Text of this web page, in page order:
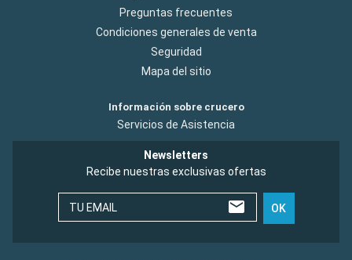
Preguntas frecuentes
Condiciones generales de venta
Seguridad
Mapa del sitio
Información sobre crucero
Servicios de Asistencia
Newsletters
Recibe nuestras exclusivas ofertas
TU EMAIL OK